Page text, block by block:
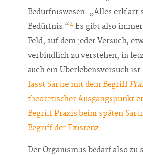
Bedürfniswesen. „Alles erklärt
Bedürfnis.“4 Es gibt also
Feld, auf dem jeder Versuch,
verbindlich zu verstehen, in
auch ein Überlebensversuch
fasst Sartre mit dem Begriff
theoretischer Ausgangspunkt
Begriff Praxis beim späten
Begriff der Existenz.
Der Organismus bedarf also zu